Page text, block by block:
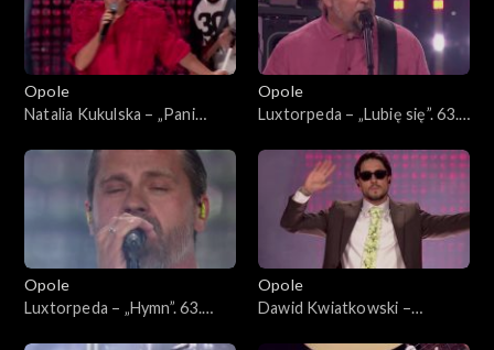
Opole
Natalia Kukulska – „Pani
więcej Ciebie tym mniej”,
„Kobieta”, „W biegu”,
„Dobrostan”, „Światło”, „Sexi
flexi”. 63. KFPP: Koncert
„SuperJedynki”
Opole
Luxtorpeda – „Lubię się”. 63.
„SuperJedynki”
Opole
Luxtorpeda – „Hymn”. 63.
Opole
Dawid Kwiatkowski –